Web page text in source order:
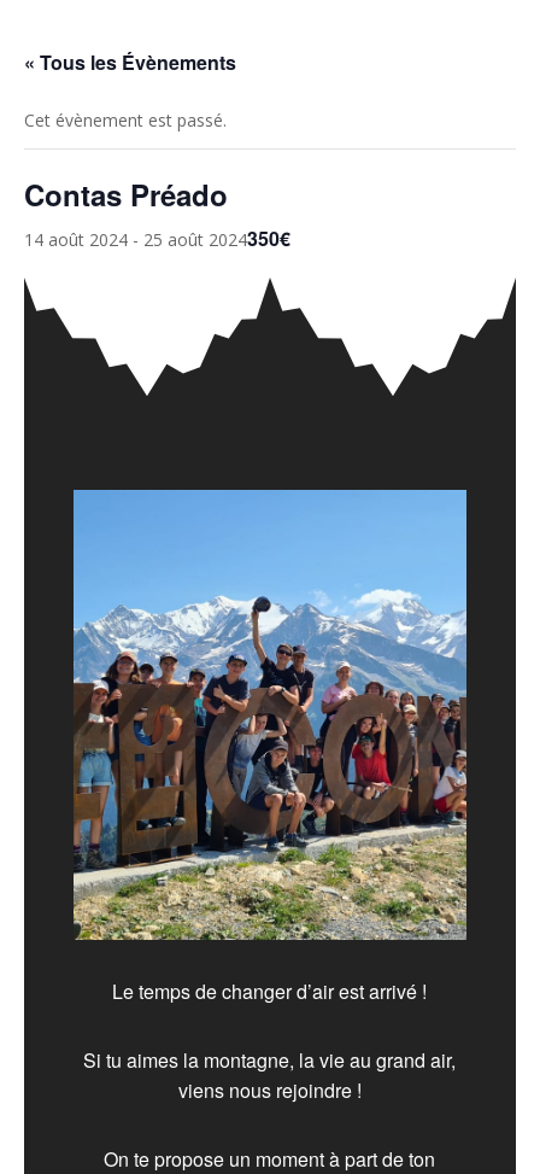
« Tous les Évènements
Cet évènement est passé.
Contas Préado
14 août 2024 - 25 août 2024350€
Le temps de changer d’air est arrivé !
Si tu aimes la montagne, la vie au grand air,
viens nous rejoindre !
On te propose un moment à part de ton